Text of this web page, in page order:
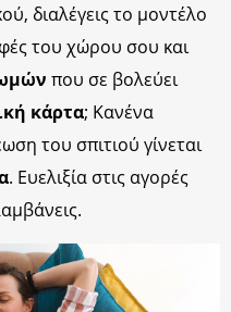
διαλέγεις το μοντέλο
του χώρου σου και
που σε βολεύει
κάρτα; Κανένα
του σπιτιού γίνεται
. Ευελιξία στις αγορές